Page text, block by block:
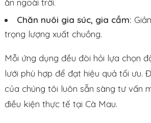
ăn ngoài trời.
Chăn nuôi gia súc, gia cầm:
trọng lượng xuất chuồng.
Mỗi ứng dụng đều đòi hỏi lựa chọn
lưới phù hợp để đạt hiệu quả tối ưu.
của chúng tôi luôn sẵn sàng tư vấn
điều kiện thực tế tại Cà Mau.